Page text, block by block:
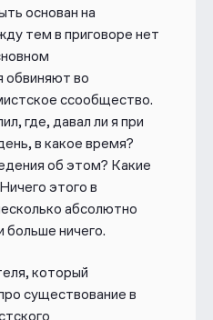
основан на
тем в приговоре нет
обвиняют во
ссообщество.
где, давал ли я при
в какое время?
об этом? Какие
этого в
абсолютно
ничего.
который
существование в